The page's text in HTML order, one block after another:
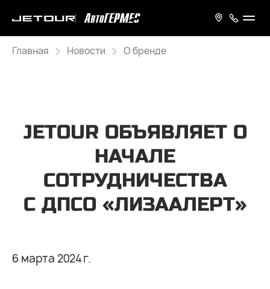
Главная Новости О бренде
JETOUR ОБЪЯВЛЯЕТ О
НАЧАЛЕ
СОТРУДНИЧЕСТВА
С ДПСО «ЛИЗААЛЕРТ»
6 марта 2024 г.